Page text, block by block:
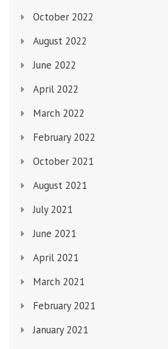
October 2022
August 2022
June 2022
April 2022
March 2022
February 2022
October 2021
August 2021
July 2021
June 2021
April 2021
March 2021
February 2021
January 2021